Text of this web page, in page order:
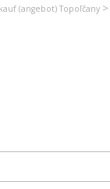
(angebot) Topoľčany >